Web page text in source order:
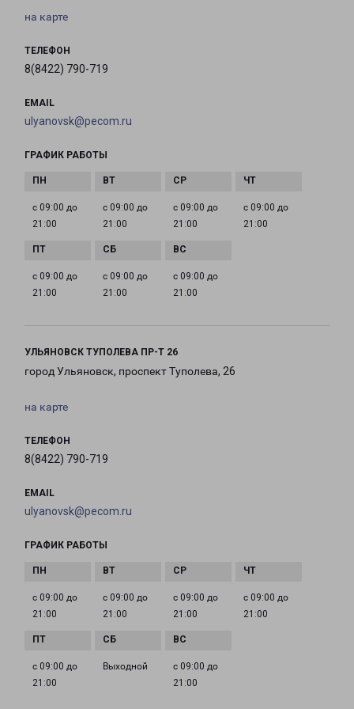
на карте
ТЕЛЕФОН
8(8422) 790-719
EMAIL
ulyanovsk@pecom.ru
ГРАФИК РАБОТЫ
с 09:00 до
21:00
с 09:00 до
21:00
с 09:00 до
21:00
с 09:00 до
21:00
с 09:00 до
21:00
с 09:00 до
21:00
с 09:00 до
21:00
УЛЬЯНОВСК ТУПОЛЕВА ПР-Т 26
город Ульяновск, проспект Туполева, 26
на карте
ТЕЛЕФОН
8(8422) 790-719
EMAIL
ulyanovsk@pecom.ru
ГРАФИК РАБОТЫ
с 09:00 до
21:00
с 09:00 до
21:00
с 09:00 до
21:00
с 09:00 до
21:00
с 09:00 до
21:00
Выходной
с 09:00 до
21:00